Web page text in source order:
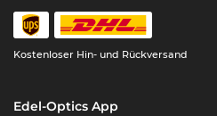
Kostenloser Hin- und Rückversand
Edel-Optics App